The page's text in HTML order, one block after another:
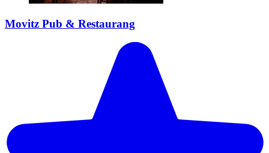
Movitz Pub & Restaurang